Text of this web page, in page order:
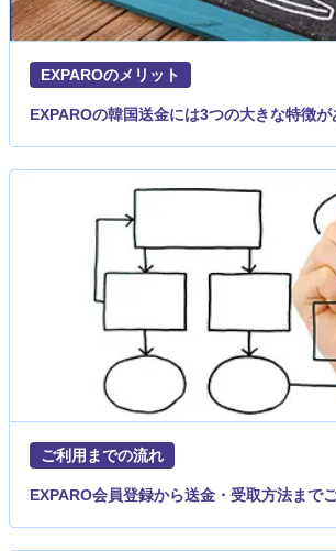
EXPAROのメリット
EXPAROの韓国送金には3つの大きな特徴が
ご利用までの流れ
EXPARO会員登録から送金・受取方法まで